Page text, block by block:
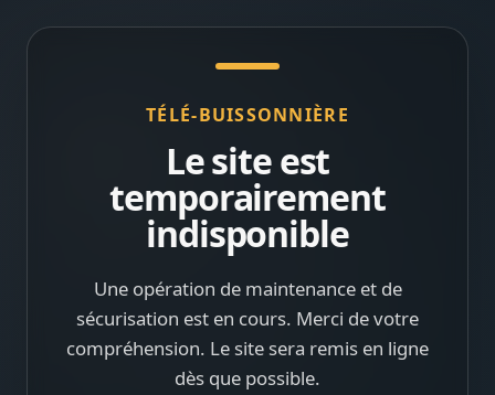
TÉLÉ-BUISSONNIÈRE
Le site est
temporairement
indisponible
Une opération de maintenance et de
sécurisation est en cours. Merci de votre
compréhension. Le site sera remis en ligne
dès que possible.